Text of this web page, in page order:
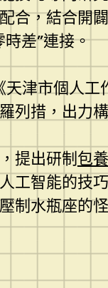
合，結合開
差”連接。
津市個人工
列措，出力
提出研制包
工智能的技
制水瓶座的